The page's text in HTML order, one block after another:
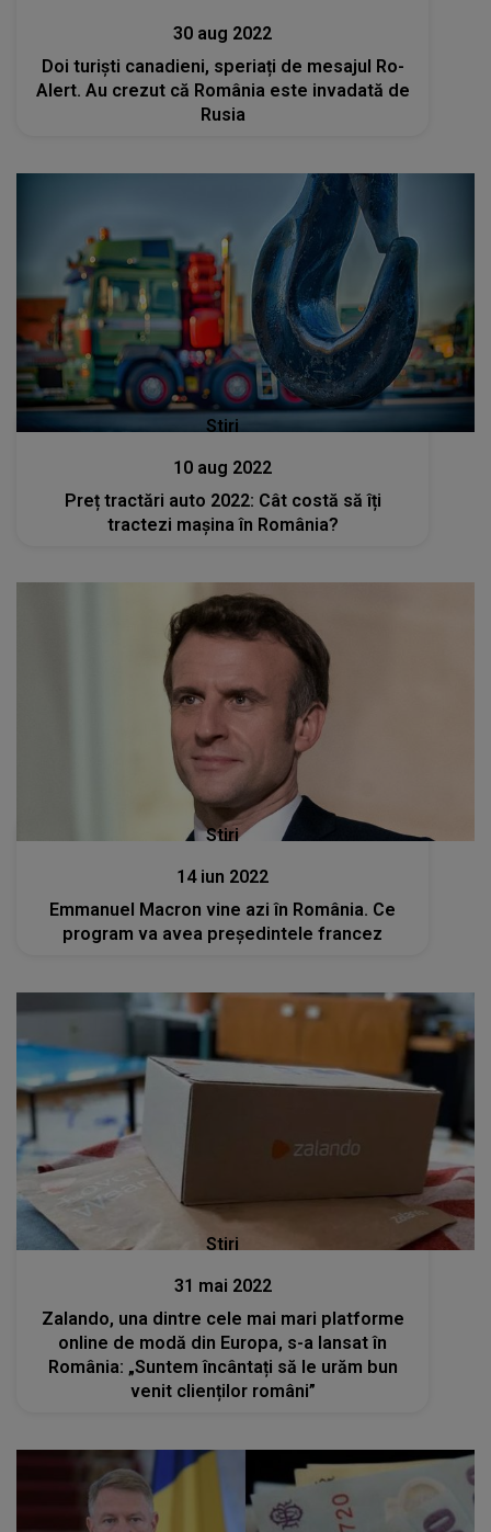
30 aug 2022
Doi turiști canadieni, speriați de mesajul Ro-
Alert. Au crezut că România este invadată de
Rusia
Stiri
10 aug 2022
Preț tractări auto 2022: Cât costă să îți
tractezi mașina în România?
Stiri
14 iun 2022
Emmanuel Macron vine azi în România. Ce
program va avea președintele francez
Stiri
31 mai 2022
Zalando, una dintre cele mai mari platforme
online de modă din Europa, s-a lansat în
România: „Suntem încântați să le urăm bun
venit clienților români”